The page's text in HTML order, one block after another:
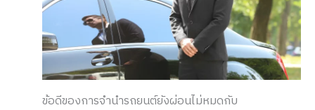
ข้อดีของการจำนำรถยนต์ยังผ่อนไม่หมดกับ